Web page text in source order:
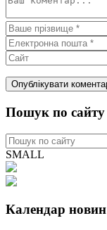
Пошук по сайту
SMALL
Календар новин